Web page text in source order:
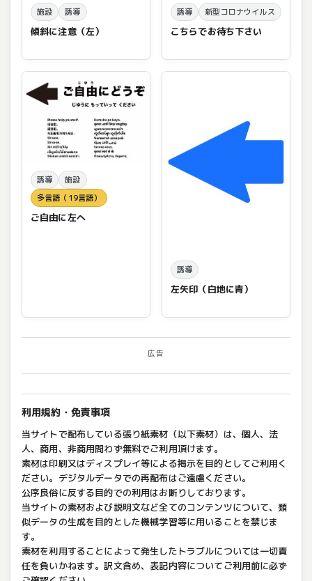
施設 誘導
傾斜に注意（左）
誘導 新型コロナウイルス
こちらでお待ち下さい
誘導
施設
多言語（19言語）
ご自由に左へ
誘導
左矢印（白地に青）
広告
利用規約・免責事項
当サイトで配布している張り紙素材（以下素材）は、個人、法
人、商用、非商用問わず無料でご利用頂けます。
素材は印刷又はディスプレイ等による掲示を目的としてご利用く
ださい。デジタルデータでの再配布はご遠慮ください。
公序良俗に反する目的での利用はお断りしております。
当サイトの素材および説明文など全てのコンテンツについて、類
似データの生成を目的とした機械学習等に用いることを禁じま
す。
素材を利用することによって発生したトラブルについては一切責
任を負いかねます。訳文含め、表記内容についてご利用前に必ず